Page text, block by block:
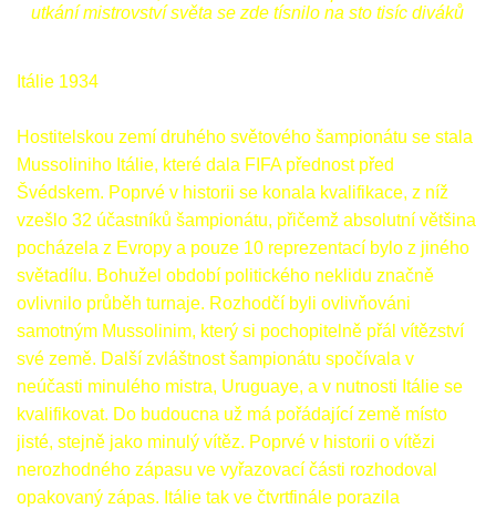
utkání mistrovství světa se zde tísnilo na sto tisíc diváků
Itálie 1934
Hostitelskou zemí druhého světového šampionátu se stala
Mussoliniho Itálie, které dala FIFA přednost před
Švédskem. Poprvé v historii se konala kvalifikace, z níž
vzešlo 32 účastníků šampionátu, přičemž absolutní většina
pocházela z Evropy a pouze 10 reprezentací bylo z jiného
světadílu. Bohužel období politického neklidu značně
ovlivnilo průběh turnaje. Rozhodčí byli ovlivňováni
samotným Mussolinim, který si pochopitelně přál vítězství
své země. Další zvláštnost šampionátu spočívala v
neúčasti minulého mistra, Uruguaye, a v nutnosti Itálie se
kvalifikovat. Do budoucna už má pořádající země místo
jisté, stejně jako minulý vítěz. Poprvé v historii o vítězi
nerozhodného zápasu ve vyřazovací části rozhodoval
opakovaný zápas. Itálie tak ve čtvrtfinále porazila